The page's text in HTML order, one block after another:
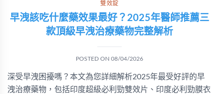
雙效錠
早洩該吃什麼藥效果最好？2025年醫師推薦三
款頂級早洩治療藥物完整解析
POSTED ON 08/04/2026
深受早洩困擾嗎？本文為您詳細解析2025年最受好評的早
洩治療藥物，包括印度超級必利勁雙效片、印度必利勁膜衣